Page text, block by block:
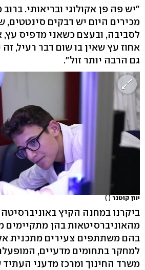
"יש פה פן אקולוגי ובריאותי.
מכירים היום יש דבקים סינטטים,
אחוז עץ שאין בו שום דבר רעיל,
גם הרבה יותר זול".
ינון קוטנר( )
ביקרנו במחנה הקיץ
מהאוניברסיטאות בהן מתקיימים
בהם משתתפים צעירים מתכנית
למחקר בתחומים מדעיים,
משרד החינוך ומרכז מדעני העתיד